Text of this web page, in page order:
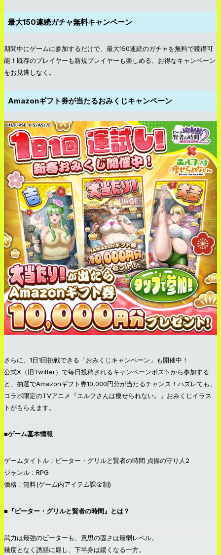
最大150連続ガチャ無料キャンペーン
期間中にゲームに参加するだけで、最大150連続のガチャを無料で獲得可
能！既存のプレイヤーも新規プレイヤーも楽しめる、お得なキャンペーン
をお見逃しなく。
Amazonギフト券が当たるおみくじキャンペーン
さらに、1日1回挑戦できる「おみくじキャンペーン」も開催中！
公式X（旧Twitter）で毎日投稿されるキャンペーンポストから参加する
と、抽選でAmazonギフト券10,000円分が当たるチャンス！ハズレても、
コラボ限定のTVアニメ『エルフさんは痩せられない。』おみくじイラス
トがもらえます。
■ゲーム基本情報
ゲームタイトル：ピーター・グリルと賢者の時間 貞操の守り人2
ジャンル：RPG
価格：無料(ゲーム内アイテム課金制)
■『ピーター・グリルと賢者の時間』とは？
武力は最強のピーターも、意思の固さは最弱レベル。
幾度となく誘惑に屈し、下半身は緩くなる一方。